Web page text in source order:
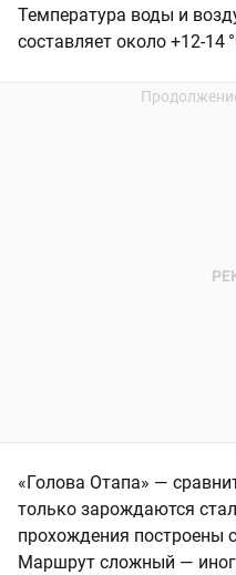
Температура воды и
составляет около +12-14
«Голова Отапа» —
только зарождаются
прохождения построены
Маршрут сложный —